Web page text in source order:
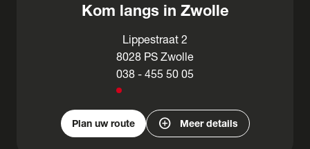
Kom langs in Zwolle
Lippestraat 2
8028 PS Zwolle
038 - 455 50 05
Plan uw route add_circle Meer details